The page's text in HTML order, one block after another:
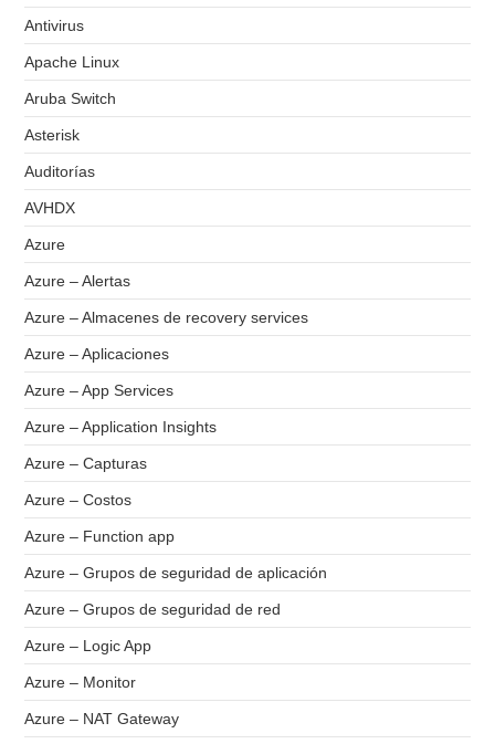
Antivirus
Apache Linux
Aruba Switch
Asterisk
Auditorías
AVHDX
Azure
Azure – Alertas
Azure – Almacenes de recovery services
Azure – Aplicaciones
Azure – App Services
Azure – Application Insights
Azure – Capturas
Azure – Costos
Azure – Function app
Azure – Grupos de seguridad de aplicación
Azure – Grupos de seguridad de red
Azure – Logic App
Azure – Monitor
Azure – NAT Gateway